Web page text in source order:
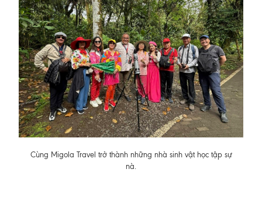
Cùng Migola Travel trở thành những nhà sinh vật học tập sự
nà.